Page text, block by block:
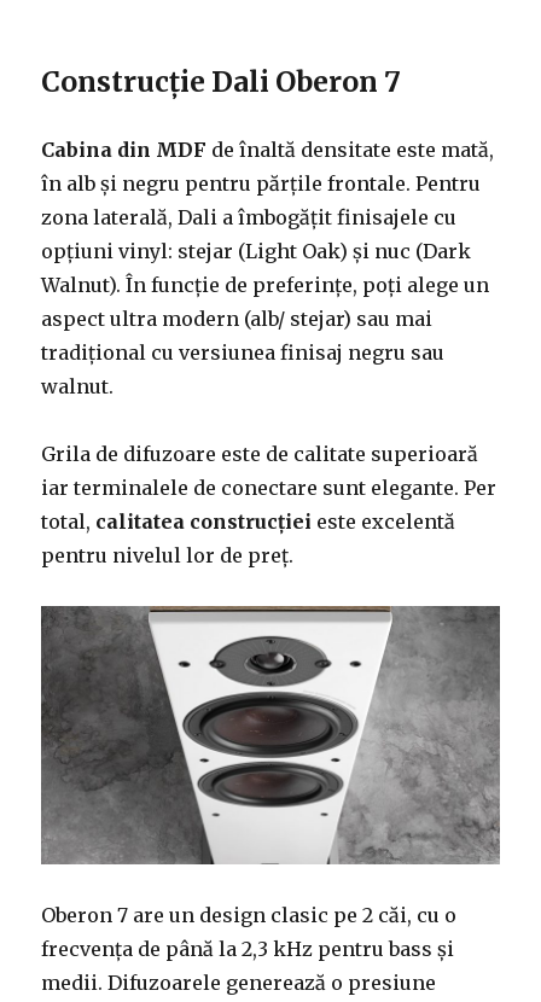
Construcție Dali Oberon 7
Cabina din MDF de înaltă densitate este mată,
în alb și negru pentru părțile frontale. Pentru
zona laterală, Dali a îmbogățit finisajele cu
opțiuni vinyl: stejar (Light Oak) și nuc (Dark
Walnut). În funcție de preferințe, poți alege un
aspect ultra modern (alb/ stejar) sau mai
tradițional cu versiunea finisaj negru sau
walnut.
Grila de difuzoare este de calitate superioară
iar terminalele de conectare sunt elegante. Per
total, calitatea construcției este excelentă
pentru nivelul lor de preț.
Oberon 7 are un design clasic pe 2 căi, cu o
frecvența de până la 2,3 kHz pentru bass și
medii. Difuzoarele generează o presiune